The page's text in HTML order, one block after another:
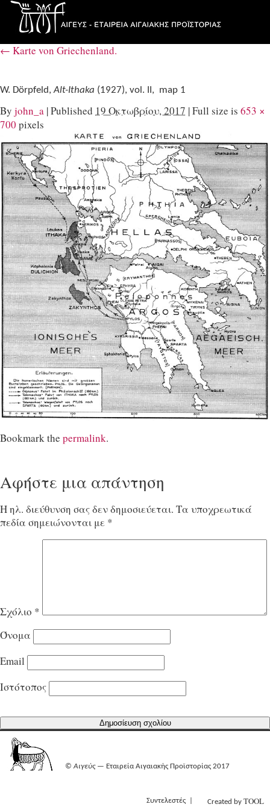
← Karte von Griechenland.
W. Dörpfeld,Alt-Ithaka (1927), vol. II, map 1
By john_a |Published 19 Οκτωβρίου, 2017 |Full size is 653 ×
700 pixels
Bookmark the permalink.
Αφήστε μια απάντηση
Η ηλ. διεύθυνση σας δεν δημοσιεύεται. Τα υποχρεωτικά
πεδία σημειώνονται με *
Σχόλιο *
Όνομα
Email
Ιστότοπος
©Αιγεύς— Εταιρεία Αιγαιακής Προϊστορίας 2017
Συντελεστές Created by TOOL